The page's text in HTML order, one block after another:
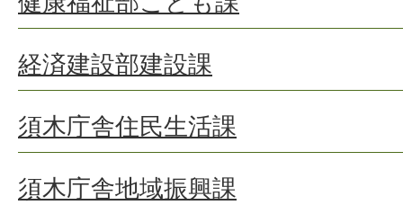
経済建設部建設課
須木庁舎住民生活課
須木庁舎地域振興課